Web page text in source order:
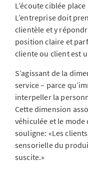
L’écoute ciblée
L’entreprise doit
clientèle et y
position claire et
cliente ou client est
S’agissant de la
service – parce
interpeller la
Cette dimension
véhiculée et le mode
souligne: «Les
sensorielle du
suscite.»